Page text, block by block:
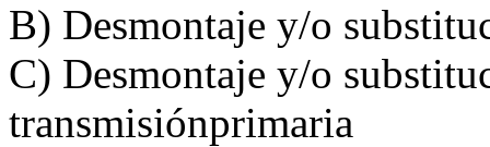
B) Desmontaje y/o
C) Desmontaje y/o
transmisiónprimaria